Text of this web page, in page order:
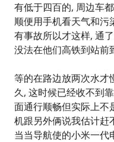
有低于四百的, 周边车
顺便用手机看天气和污
有事故所以才这样, 通
没法在他们高铁到站前
等的在路边放两次水才
久, 这时候已经收不到
面通行顺畅但实际上不
机跟另外俩说我估计赶
当当导航使的小米一代